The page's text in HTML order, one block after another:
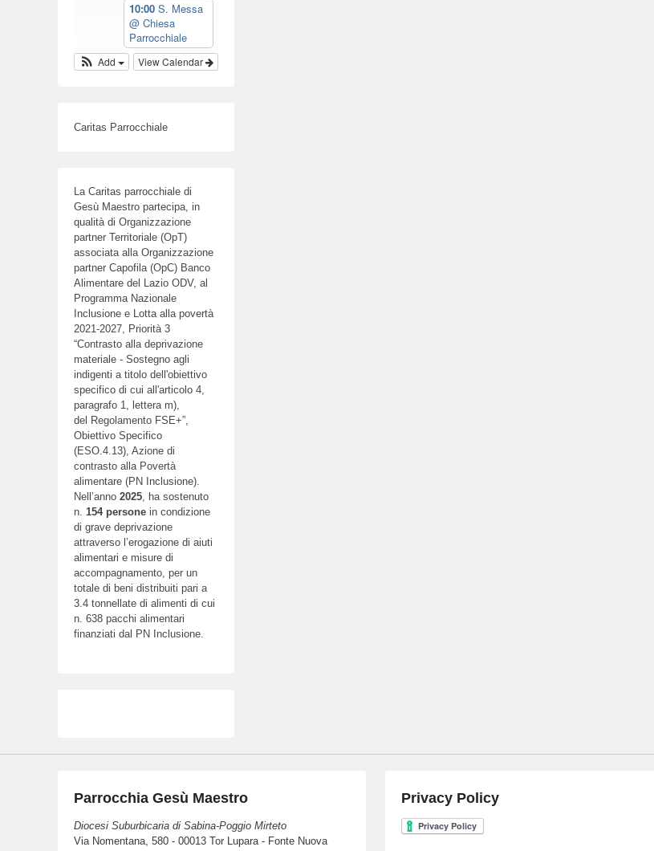
10:00 S. Messa
@ Chiesa
Parrocchiale
View Calendar
Add
Caritas Parrocchiale
La Caritas parrocchiale di
Gesù Maestro partecipa, in
qualità di Organizzazione
partner Territoriale (OpT)
associata alla Organizzazione
partner Capofila (OpC) Banco
Alimentare del Lazio ODV, al
Programma Nazionale
Inclusione e Lotta alla povertà
2021-2027, Priorità 3
“Contrasto alla deprivazione
materiale - Sostegno agli
indigenti a titolo dell'obiettivo
specifico di cui all'articolo 4,
paragrafo 1, lettera m),
del Regolamento FSE+”,
Obiettivo Specifico
(ESO.4.13), Azione di
contrasto alla Povertà
alimentare (PN Inclusione).
Nell’anno 2025, ha sostenuto
n. 154 persone in condizione
di grave deprivazione
attraverso l’erogazione di aiuti
alimentari e misure di
accompagnamento, per un
totale di beni distribuiti pari a
3.4 tonnellate di alimenti di cui
n. 638 pacchi alimentari
finanziati dal PN Inclusione.
Parrocchia Gesù Maestro
Diocesi Suburbicaria di Sabina-Poggio Mirteto
Via Nomentana, 580 - 00013 Tor Lupara - Fonte Nuova
Privacy Policy